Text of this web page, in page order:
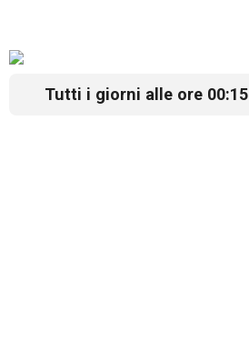
Tutti i giorni alle ore 00:15